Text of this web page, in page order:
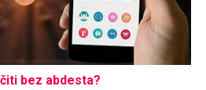
bez abdesta?